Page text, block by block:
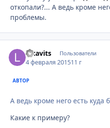
откопали?... А ведь кроме
проблемы.
lexavits Пользователи
4 февраля 201511 г
АВТОР
А ведь кроме него есть
Какие к примеру?